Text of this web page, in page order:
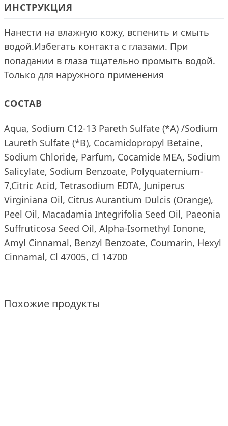
ИНСТРУКЦИЯ
Нанести на влажную кожу, вспенить и смыть
водой.Избегать контакта с глазами. При
попадании в глаза тщательно промыть водой.
Только для наружного применения
СОСТАВ
Aqua, Sodium C12-13 Pareth Sulfate (*A) /Sodium
Laureth Sulfate (*B), Cocamidopropyl Betaine,
Sodium Chloride, Parfum, Cocamide MEA, Sodium
Salicylate, Sodium Benzoate, Polyquaternium-
7,Citric Acid, Tetrasodium EDTA, Juniperus
Virginiana Oil, Citrus Aurantium Dulcis (Orange),
Peel Oil, Macadamia Integrifolia Seed Oil, Paeonia
Suffruticosa Seed Oil, Alpha-Isomethyl Ionone,
Amyl Cinnamal, Benzyl Benzoate, Coumarin, Hexyl
Cinnamal, Cl 47005, Cl 14700
Похожие продукты